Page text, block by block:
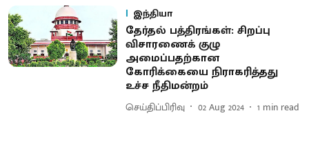
இந்தியா
தேர்தல் பத்திரங்கள்: சிறப்பு
விசாரணைக் குழு
அமைப்பதற்கான
கோரிக்கையை நிராகரித்தது
உச்ச நீதிமன்றம்
செய்திப்பிரிவு 02 Aug 2024 1 min read